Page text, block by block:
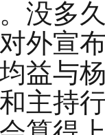
没多
外宣
益与
主持